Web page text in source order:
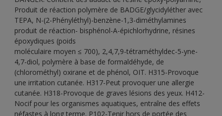
Produit de réaction polymère de BADGE/glycidyléther avec
TEPA, N-(2-Phényléthyl)-benzène-1,3-diméthylamines
produit de réaction- bisphénol-A-épichlorhydrine, résines
époxydiques (poids
moléculaire moyen ≤ 700), 2,4,7,9-tétraméthyldec-5-yne-
4,7-diol, polymère à base de formaldéhyde, de
(chlorométhyl) oxirane et de phénol, OIT. H315-Provoque
une irritation cutanée. H317-Peut provoquer une allergie
cutanée. H318-Provoque de graves lésions des yeux. H412-
Nocif pour les organismes aquatiques, entraîne des effets
néfastes à long terme. P102-Tenir hors de portée des